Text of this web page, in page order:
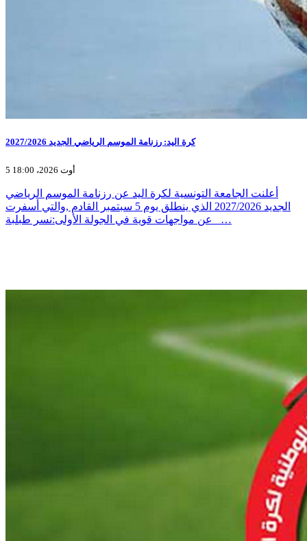
كرة اليد: رزنامة الموسم الرياضي الجديد 2027/2026
5 أوت 2026، 18:00
أعلنت الجامعة التونسية لكرة اليد عن رزنامة الموسم الرياضي
الجديد 2027/2026 الذي ينطلق يوم 5 سبتمبر القادم ,والتي أسفرت
عن مواجهات قوية في الجولة الأولى:نسر طبلبة _…